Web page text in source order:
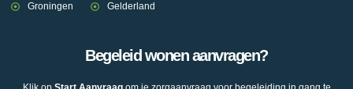
Groningen
Gelderland
Begeleid wonen aanvragen?